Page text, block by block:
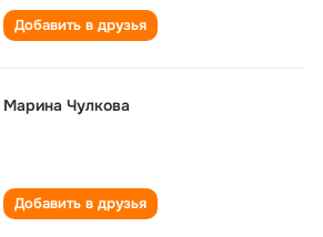
Добавить в друзья
Марина Чулкова
Добавить в друзья